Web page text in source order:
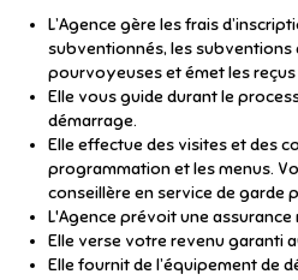
L’Agence gère les frais
subventionnés, les
pourvoyeuses et émet les
Elle vous guide durant le
démarrage.
Elle effectue des visites et des
programmation et les menus.
conseillère en service de garde
L'Agence prévoit une
Elle verse votre revenu garanti
Elle fournit de l’équipement de